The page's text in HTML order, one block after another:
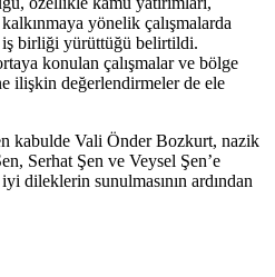
yönelik çalışmalarda
birliği yürüttüğü belirtildi.
konulan çalışmalar ve bölge
ilişkin değerlendirmeler de ele
kabulde Vali Önder Bozkurt, nazik
Serhat Şen ve Veysel Şen’e
dileklerin sunulmasının ardından